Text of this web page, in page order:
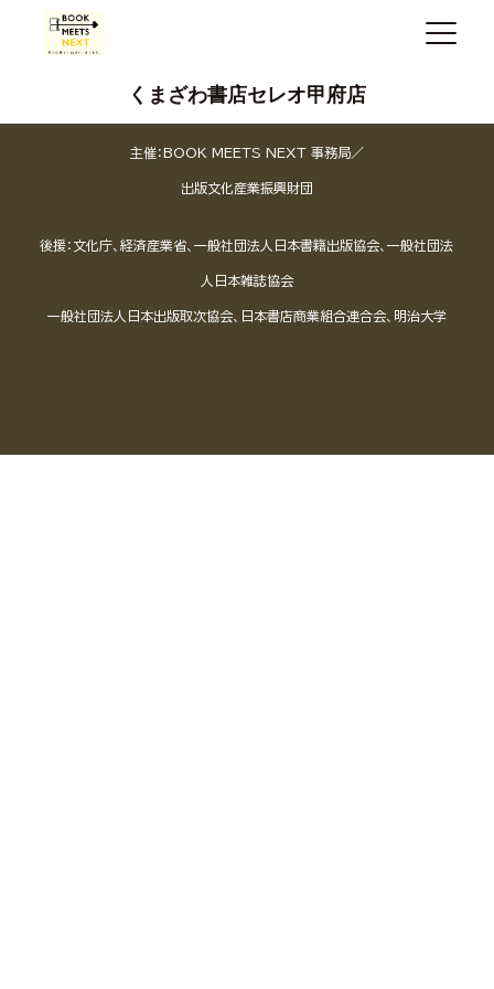
くまざわ書店セレオ甲府店
主催：BOOK MEETS NEXT 事務局／
出版文化産業振興財団
後援：文化庁、経済産業省、一般社団法人日本書籍出版協会、一般社団法
人日本雑誌協会
一般社団法人日本出版取次協会、日本書店商業組合連合会、明治大学